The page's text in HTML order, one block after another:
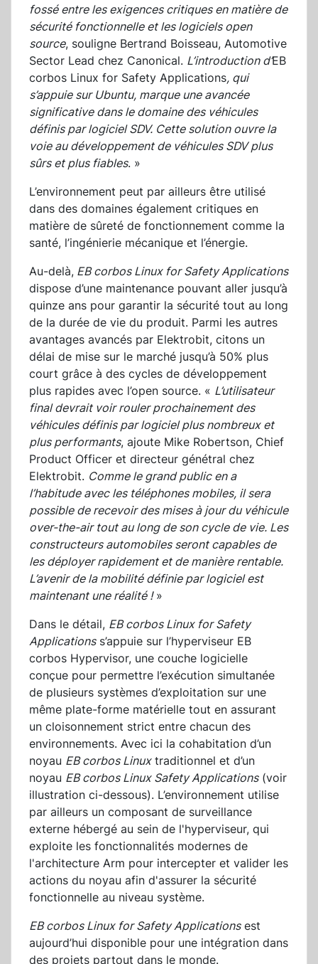
fossé entre les exigences critiques en matière de
sécurité fonctionnelle et les logiciels open
source, souligne Bertrand Boisseau, Automotive
Sector Lead chez Canonical. L’introduction d’EB
corbos Linux for Safety Applications, qui
s’appuie sur Ubuntu, marque une avancée
significative dans le domaine des véhicules
définis par logiciel SDV. Cette solution ouvre la
voie au développement de véhicules SDV plus
sûrs et plus fiables. »
L’environnement peut par ailleurs être utilisé
dans des domaines également critiques en
matière de sûreté de fonctionnement comme la
santé, l’ingénierie mécanique et l’énergie.
Au-delà, EB corbos Linux for Safety Applications
dispose d’une maintenance pouvant aller jusqu’à
quinze ans pour garantir la sécurité tout au long
de la durée de vie du produit. Parmi les autres
avantages avancés par Elektrobit, citons un
délai de mise sur le marché jusqu’à 50% plus
court grâce à des cycles de développement
plus rapides avec l’open source. « L’utilisateur
final devrait voir rouler prochainement des
véhicules définis par logiciel plus nombreux et
plus performants, ajoute Mike Robertson, Chief
Product Officer et directeur génétral chez
Elektrobit. Comme le grand public en a
l’habitude avec les téléphones mobiles, il sera
possible de recevoir des mises à jour du véhicule
over-the-air tout au long de son cycle de vie. Les
constructeurs automobiles seront capables de
les déployer rapidement et de manière rentable.
L’avenir de la mobilité définie par logiciel est
maintenant une réalité !»
Dans le détail, EB corbos Linux for Safety
Applicationss’appuie sur l’hyperviseur EB
corbos Hypervisor, une couche logicielle
conçue pour permettre l’exécution simultanée
de plusieurs systèmes d’exploitation sur une
même plate-forme matérielle tout en assurant
un cloisonnement strict entre chacun des
environnements. Avec ici la cohabitation d’un
noyau EB corbos Linuxtraditionnel et d’un
noyau EB corbos Linux Safety Applications(voir
illustration ci-dessous). L’environnement utilise
par ailleurs un composant de surveillance
externe hébergé au sein de l'hyperviseur, qui
exploite les fonctionnalités modernes de
l'architecture Arm pour intercepter et valider les
actions du noyau afin d'assurer la sécurité
fonctionnelle au niveau système.
EB corbos Linux for Safety Applicationsest
aujourd’hui disponible pour une intégration dans
des projets partout dans le monde.